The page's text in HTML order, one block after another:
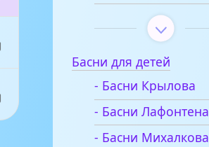
Басни для детей
- Басни Крылова
- Басни Лафонтена
- Басни Михалкова